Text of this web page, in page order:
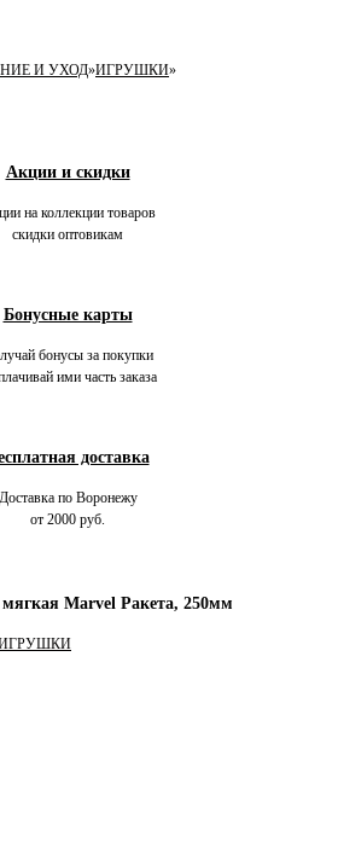
И УХОД»ИГРУШКИ»
Акции и скидки
на коллекции товаров
скидки оптовикам
Бонусные карты
бонусы за покупки
ими часть заказа
доставка
Доставка по Воронежу
от 2000 руб.
Marvel Ракета, 250мм